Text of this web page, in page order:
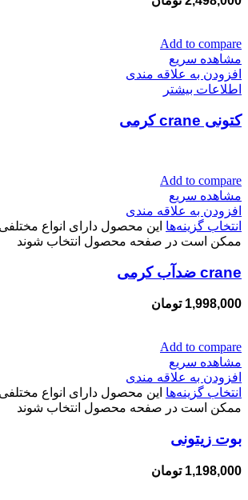
Add to compare
مشاهده سریع
افزودن به علاقه مندی
اطلاعات بیشتر
کتونی crane کرمی
Add to compare
مشاهده سریع
افزودن به علاقه مندی
انتخاب گزینه‌ها این محصول دارای انواع
ممکن است در صفحه محصول انتخاب شوند
crane ضدآب کرمی
1,998,000 تومان
Add to compare
مشاهده سریع
افزودن به علاقه مندی
انتخاب گزینه‌ها این محصول دارای انواع
ممکن است در صفحه محصول انتخاب شوند
بوت زیتونی
1,198,000 تومان